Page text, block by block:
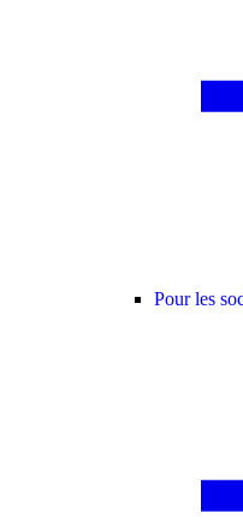
Pour les